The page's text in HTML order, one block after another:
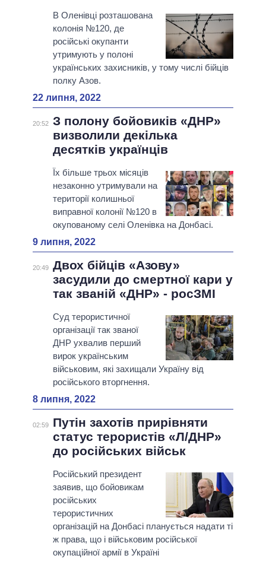
В Оленівці розташована
колонія №120, де
російські окупанти
утримують у полоні
українських захисників, у тому числі бійців
полку Азов.
22 липня, 2022
20:52 З полону бойовиків «ДНР»
визволили декілька
десятків українців
Їх більше трьох місяців
незаконно утримували на
території колишньої
виправної колонії №120 в
окупованому селі Оленівка на Донбасі.
9 липня, 2022
20:49 Двох бійців «Азову»
засудили до смертної кари у
так званій «ДНР» - росЗМІ
Суд терористичної
організації так званої
ДНР ухвалив перший
вирок українським
військовим, які захищали Україну від
російського вторгнення.
8 липня, 2022
02:59
Путін захотів прирівняти
статус терористів «Л/ДНР»
до російських військ
Російський президент
заявив, що бойовикам
російських
терористичних
організацій на Донбасі планується надати ті
ж права, що і військовим російської
окупаційної армії в Україні